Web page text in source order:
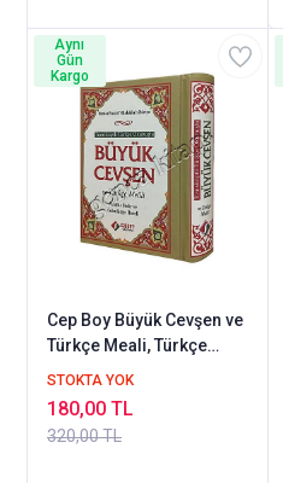
Cep Boy Büyük Cevşen ve
Türkçe Meali, Türkçe
Okunuşlu, Ashab-ı Bedir
STOKTA YOK
320,00 TL
180,00 TL
Aynı
Gün
Kargo